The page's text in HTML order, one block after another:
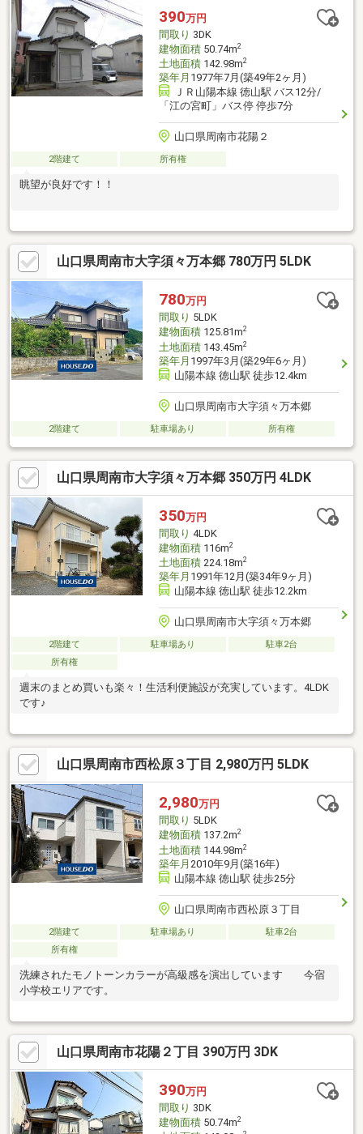
390万円
間取り 3DK
建物面積50.74m2
土地面積142.98m2
築年月 1977年7月(築49年2ヶ月)
ＪＲ山陽本線 徳山駅 バス12分/
「江の宮町」バス停 停歩7分
山口県周南市花陽２
2階建て 所有権
眺望が良好です！！
山口県周南市大字須々万本郷 780万円 5LDK
780万円
間取り 5LDK
建物面積125.81m2
土地面積143.45m2
築年月 1997年3月(築29年6ヶ月)
山陽本線 徳山駅 徒歩12.4km
山口県周南市大字須々万本郷
2階建て 駐車場あり 所有権
山口県周南市大字須々万本郷 350万円 4LDK
350万円
間取り 4LDK
建物面積116m2
土地面積224.18m2
築年月 1991年12月(築34年9ヶ月)
山陽本線 徳山駅 徒歩12.2km
山口県周南市大字須々万本郷
2階建て 駐車場あり
駐車2台
所有権
週末のまとめ買いも楽々！生活利便施設が充実しています。4LDK
です♪
山口県周南市西松原３丁目 2,980万円 5LDK
2,980万円
間取り 5LDK
建物面積137.2m2
土地面積144.98m2
築年月 2010年9月(築16年)
山陽本線 徳山駅 徒歩25分
山口県周南市西松原３丁目
2階建て 駐車場あり
駐車2台
所有権
洗練されたモノトーンカラーが高級感を演出しています 今宿
小学校エリアです。
山口県周南市花陽２丁目 390万円 3DK
390万円
間取り 3DK
建物面積50.74m2